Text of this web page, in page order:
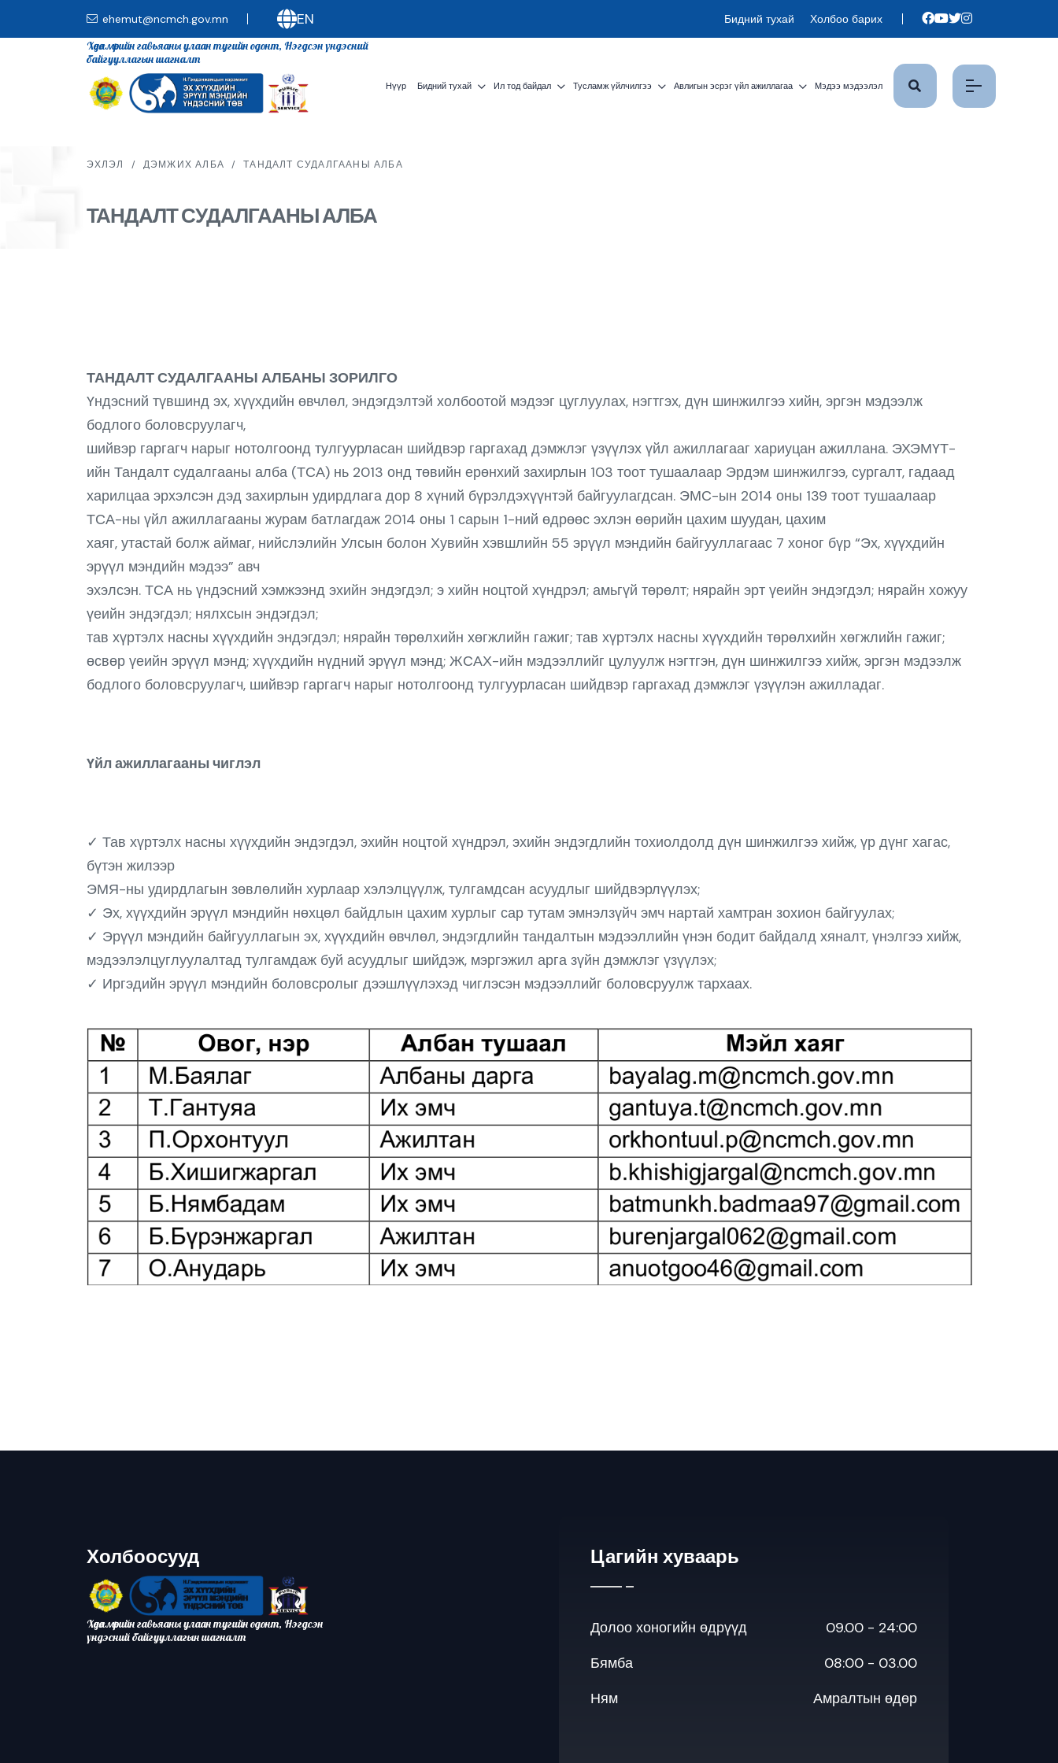
ehemut@ncmch.gov.mn EN Бидний тухай
Холбоо барих
Хөдөлмөрийн гавьяаны улаан тугийн одонт, Нэгдсэн үндэсний
байгууллагын шагналт
Нүүр Бидний тухай Ил тод байдал Тусламж үйлчилгээ Авлигын эсрэг үйл ажиллагаа Мэдээ мэдээлэл
ЭХЛЭЛ / ДЭМЖИХ АЛБА / ТАНДАЛТ СУДАЛГААНЫ АЛБА
ТАНДАЛТ СУДАЛГААНЫ АЛБА
ТАНДАЛТ СУДАЛГААНЫ АЛБАНЫ ЗОРИЛГО
Үндэсний түвшинд эх, хүүхдийн өвчлөл, эндэгдэлтэй холбоотой мэдээг цуглуулах, нэгтгэх, дүн шинжилгээ хийн, эргэн мэдээлж
бодлого боловсруулагч,
шийвэр гаргагч нарыг нотолгоонд тулгуурласан шийдвэр гаргахад дэмжлэг үзүүлэх үйл ажиллагааг хариуцан ажиллана. ЭХЭМҮТ-
ийн Тандалт судалгааны алба (ТСА) нь 2013 онд төвийн ерөнхий захирлын 103 тоот тушаалаар Эрдэм шинжилгээ, сургалт, гадаад
харилцаа эрхэлсэн дэд захирлын удирдлага дор 8 хүний бүрэлдэхүүнтэй байгуулагдсан. ЭМС-ын 2014 оны 139 тоот тушаалаар
ТСА-ны үйл ажиллагааны журам батлагдаж 2014 оны 1 сарын 1-ний өдрөөс эхлэн өөрийн цахим шуудан, цахим
хаяг, утастай болж аймаг, нийслэлийн Улсын болон Хувийн хэвшлийн 55 эрүүл мэндийн байгууллагаас 7 хоног бүр “Эх, хүүхдийн
эрүүл мэндийн мэдээ” авч
эхэлсэн. ТСА нь үндэсний хэмжээнд эхийн эндэгдэл; э хийн ноцтой хүндрэл; амьгүй төрөлт; нярайн эрт үеийн эндэгдэл; нярайн хожуу
үеийн эндэгдэл; нялхсын эндэгдэл;
тав хүртэлх насны хүүхдийн эндэгдэл; нярайн төрөлхийн хөгжлийн гажиг; тав хүртэлх насны хүүхдийн төрөлхийн хөгжлийн гажиг;
өсвөр үеийн эрүүл мэнд; хүүхдийн нүдний эрүүл мэнд; ЖСАХ-ийн мэдээллийг цулуулж нэгтгэн, дүн шинжилгээ хийж, эргэн мэдээлж
бодлого боловсруулагч, шийвэр гаргагч нарыг нотолгоонд тулгуурласан шийдвэр гаргахад дэмжлэг үзүүлэн ажилладаг.
Үйл ажиллагааны чиглэл
✓ Тав хүртэлх насны хүүхдийн эндэгдэл, эхийн ноцтой хүндрэл, эхийн эндэгдлийн тохиолдолд дүн шинжилгээ хийж, үр дүнг хагас,
бүтэн жилээр
ЭМЯ-ны удирдлагын зөвлөлийн хурлаар хэлэлцүүлж, тулгамдсан асуудлыг шийдвэрлүүлэх;
✓ Эх, хүүхдийн эрүүл мэндийн нөхцөл байдлын цахим хурлыг сар тутам эмнэлзүйч эмч нартай хамтран зохион байгуулах;
✓ Эрүүл мэндийн байгууллагын эх, хүүхдийн өвчлөл, эндэгдлийн тандалтын мэдээллийн үнэн бодит байдалд хяналт, үнэлгээ хийж,
мэдээлэлцуглуулалтад тулгамдаж буй асуудлыг шийдэж, мэргэжил арга зүйн дэмжлэг үзүүлэх;
✓ Иргэдийн эрүүл мэндийн боловсролыг дээшлүүлэхэд чиглэсэн мэдээллийг боловсруулж тархаах.
Холбоосууд
Хөдөлмөрийн гавьяаны улаан тугийн одонт, Нэгдсэн
үндэсний байгууллагын шагналт
Цагийн хуваарь
Долоо хоногийн өдрүүд
09.00 - 24:00
Бямба
08:00 - 03.00
Ням
Амралтын өдөр